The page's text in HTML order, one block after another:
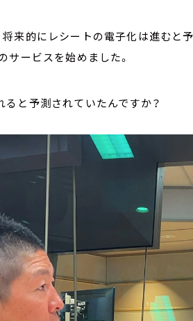
来的にレシートの電子化は進むと
サービスを始めました。
と予測されていたんですか？